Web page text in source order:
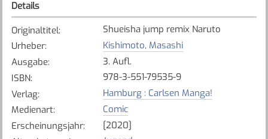
Details
Originaltitel:
Shueisha jump remix Naruto
Urheber:
Kishimoto, Masashi
Ausgabe:
3. Aufl.
ISBN:
978-3-551-79535-9
Verlag:
Hamburg : Carlsen Manga!
Medienart:
Comic
Erscheinungsjahr:
[2020]